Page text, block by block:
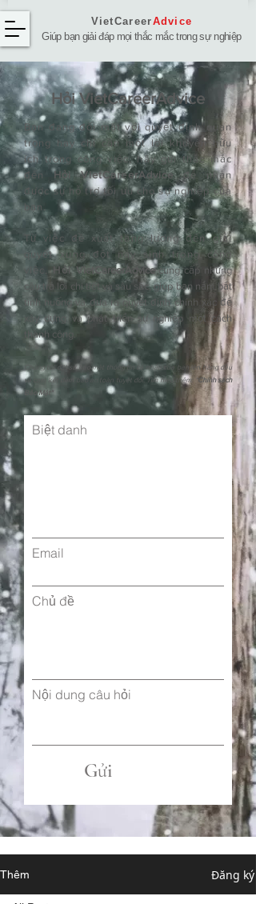
VietCareerAdvice
Giúp bạn giải đáp mọi thắc mắc trong sự nghiệp
Hỏi ​VietCareerAdvice
Bạn đang đối mặt với quyết định quan
trọng hay chỉ cần một lời khuyên hữu
ích trong công việc, hãy gửi thắc mắc
đếnHỏi VietCareerAdviceđể nhận
được sự hỗ trợ tối ưu cho sự nghiệp của
bạn.
Từ việc đề xuất tăng lương đến giải
quyết xung đột nảy sinh trong công
việc, HỏiVietCareerAdvicecung cấp những
câu trả lời chi tiết và sâu sắc, giúp bạn nắm bắt
tình huống và đưa ra quyết định chính xác để
xây dựng và phát triển sự nghiệp một cách
thành công.
Chúng tôi đặt sự bảo mật thông tin cá nhân của bạn lên hàng đầu
và cam kết đảm bảo an toàn tuyệt đối. Tìm hiểu thêm: " Chính sách
Bảo Mật"
Biệt danh
Email
Chủ đề
Nội dung câu hỏi
Gửi
Thêm Đăng ký